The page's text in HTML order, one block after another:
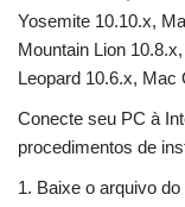
Yosemite 10.10.x,
Mountain Lion
Leopard 10.6.x, Mac
Conecte seu PC à
procedimentos de
1. Baixe o arquivo